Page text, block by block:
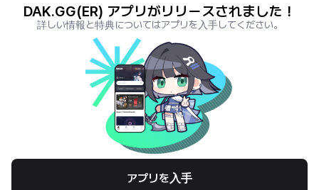
League of Legends Stats PORO.GG
Teamfight Tactics Stats
LOLCHESS.GG
VALORANT.DAK.GG
PUBG.DAK.GG
Eternal Return StatsER.DAK.GG
Genshin Impact Stats
GENSHIN.DAK.GG
DEADLOCK.DAK.GG
Terms of Service Privacy Notice
© All Rights Reserved. Hosted by PlayXP Inc. Eternal Return and all related
DAK.GG(ER) アプリがリリースされました！
詳しい情報と特典についてはアプリを入手してください。
アプリを入手